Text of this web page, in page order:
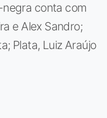
conta com
e Alex Sandro;
Plata, Luiz Araújo